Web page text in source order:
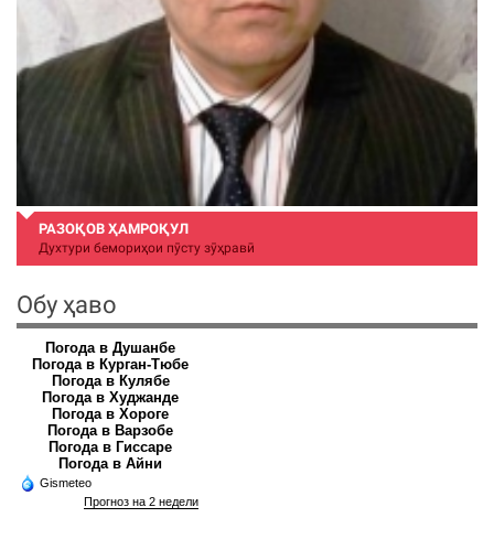
РАЗОҚОВ ҲАМРОҚУЛ
Духтури бемориҳои пӯсту зӯҳравӣ
Обу ҳаво
Погода в Душанбе
Погода в Курган-Тюбе
Погода в Кулябе
Погода в Худжанде
Погода в Хороге
Погода в Варзобе
Погода в Гиссаре
Погода в Айни
Gismeteo
Прогноз на 2 недели